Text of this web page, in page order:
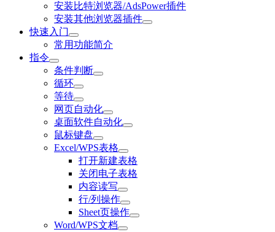
安装比特浏览器/AdsPower插件
安装其他浏览器插件
快速入门
常用功能简介
指令
条件判断
循环
等待
网页自动化
桌面软件自动化
鼠标键盘
Excel/WPS表格
打开新建表格
关闭电子表格
内容读写
行/列操作
Sheet页操作
Word/WPS文档